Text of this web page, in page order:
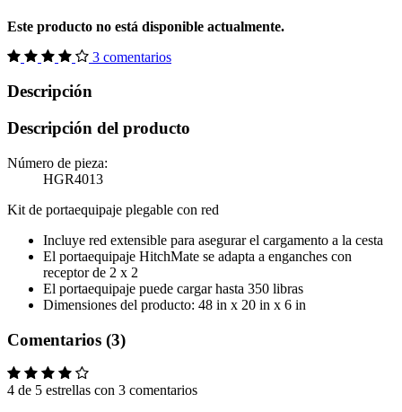
Este producto no está disponible actualmente.
3 comentarios
Descripción
Descripción del producto
Número de pieza:
HGR4013
Kit de portaequipaje plegable con red
Incluye red extensible para asegurar el cargamento a la cesta
El portaequipaje HitchMate se adapta a enganches con
receptor de 2 x 2
El portaequipaje puede cargar hasta 350 libras
Dimensiones del producto: 48 in x 20 in x 6 in
Comentarios (3)
4 de 5 estrellas con 3 comentarios